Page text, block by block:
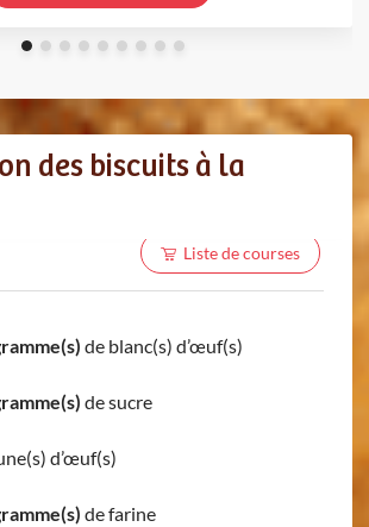
des biscuits à la
Liste de courses
de blanc(s) d’œuf(s)
de sucre
d’œuf(s)
de farine